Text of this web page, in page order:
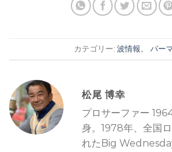
カテゴリー: 波情報 。 パー
松尾 博幸
プロサーファー
身。1978年、全国
れたBig